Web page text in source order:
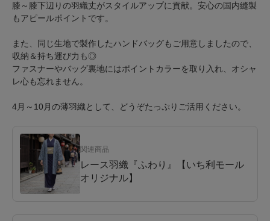
膝～膝下辺りの羽織丈がスタイルアップに貢献。安心の国内縫製
もアピールポイントです。
また、同じ生地で製作したハンドバッグもご用意しましたので、
収納＆持ち運び力も◎
ファスナーやバッグ裏地にはポイントカラーを取り入れ、オシャ
レ心も忘れません。
4月～10月の薄羽織として、どうぞたっぷりご活用ください。
関連商品
レース羽織『ふわり』【いち利モール
オリジナル】